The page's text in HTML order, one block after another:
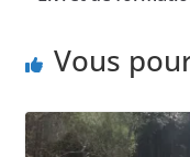
Vous